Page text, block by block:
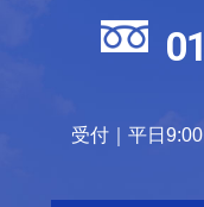
受付｜平日